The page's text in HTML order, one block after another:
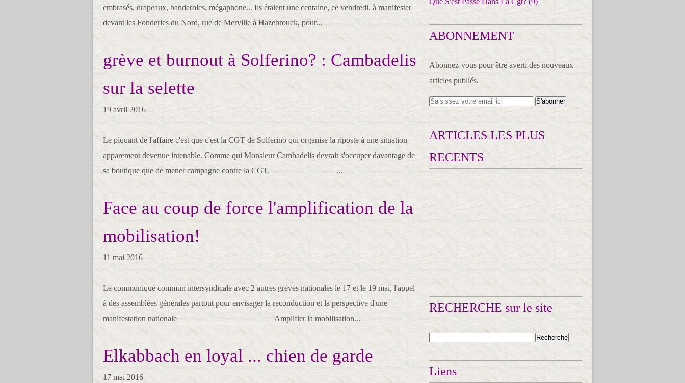
embrasés, drapeaux, banderoles, mégaphone... Ils étaient une centaine, ce vendredi, à manifester
devant les Fonderies du Nord, rue de Merville à Hazebrouck, pour...
grève et burnout à Solferino? : Cambadelis
sur la selette
19 avril 2016
Le piquant de l'affaire c'est que c'est la CGT de Solferino qui organise la riposte à une situation
apparement devenue intenable. Comme qui Monsieur Cambadelis devrait s'occuper davantage de
sa boutique que de mener campagne contre la CGT. ________________...
Face au coup de force l'amplification de la
mobilisation!
11 mai 2016
Le communiqué commun intersyndicale avec 2 autres grèves nationales le 17 et le 19 mai, l'appel
à des assemblées générales partout pour envisager la reconduction et la perspective d'une
manifestation nationale _______________________ Amplifier la mobilisation...
Elkabbach en loyal ... chien de garde
17 mai 2016
ABONNEMENT
Abonnez-vous pour être averti des nouveaux
articles publiés.
ARTICLES LES PLUS
RECENTS
RECHERCHE sur le site
Liens